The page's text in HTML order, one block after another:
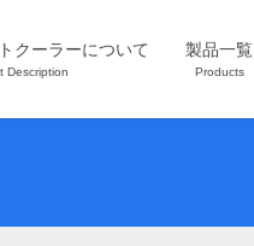
クーラーについて
Description
製品一覧
Products